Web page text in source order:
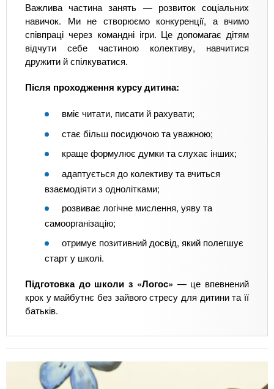
Важлива частина занять — розвиток соціальних
навичок. Ми не створюємо конкуренції, а вчимо
співпраці через командні ігри. Це допомагає дітям
відчути себе частиною колективу, навчитися
дружити й спілкуватися.
Після проходження курсу дитина:
вміє читати, писати й рахувати;
стає більш посидючою та уважною;
краще формулює думки та слухає інших;
адаптується до колективу та вчиться
взаємодіяти з однолітками;
розвиває логічне мислення, уяву та
самоорганізацію;
отримує позитивний досвід, який полегшує
старт у школі.
Підготовка до школи з «Логос» — це впевнений
крок у майбутнє без зайвого стресу для дитини та її
батьків.